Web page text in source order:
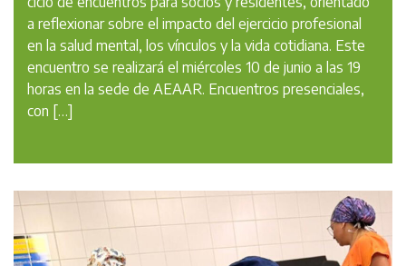
a reflexionar sobre el impacto del ejercicio profesional
en la salud mental, los vínculos y la vida cotidiana. Este
encuentro se realizará el miércoles 10 de junio a las 19
horas en la sede de AEAAR. Encuentros presenciales,
con […]